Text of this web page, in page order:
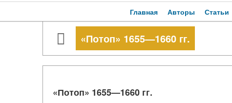
Главная Авторы Статьи
«Потоп» 1655—1660 гг.
«Потоп» 1655—1660 гг.